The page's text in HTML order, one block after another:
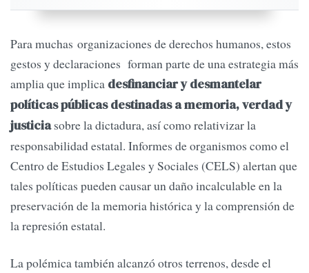
Para muchas organizaciones de derechos humanos, estos
gestos y declaraciones forman parte de una estrategia más
amplia que implica desfinanciar y desmantelar
políticas públicas destinadas a memoria, verdad y
justiciasobre la dictadura, así como relativizar la
responsabilidad estatal. Informes de organismos como el
Centro de Estudios Legales y Sociales (CELS) alertan que
tales políticas pueden causar un daño incalculable en la
preservación de la memoria histórica y la comprensión de
la represión estatal.
La polémica también alcanzó otros terrenos, desde el